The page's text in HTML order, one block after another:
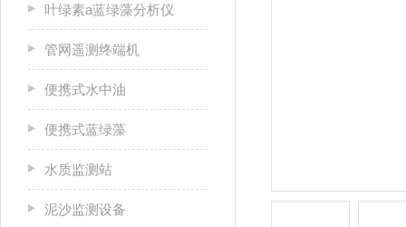
叶绿素a蓝绿藻分析仪
管网遥测终端机
便携式水中油
便携式蓝绿藻
水质监测站
泥沙监测设备